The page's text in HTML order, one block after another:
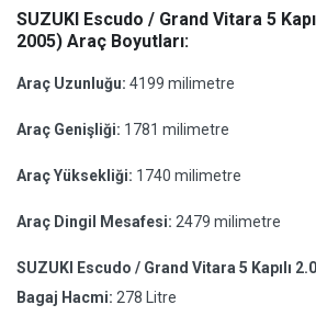
SUZUKI Escudo / Grand Vitara 5
2005) Araç Boyutları:
Araç Uzunluğu: 4199 milimetre
Araç Genişliği: 1781 milimetre
Araç Yüksekliği: 1740 milimetre
Araç Dingil Mesafesi: 2479 milimetre
SUZUKI Escudo / Grand Vitara 5 Kapılı
Bagaj Hacmi: 278 Litre